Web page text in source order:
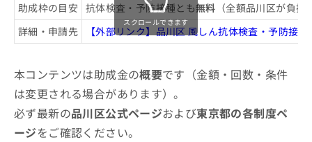
助成枠の目安 抗体検査・予防接種とも無料 （全額品川区が負
詳細・申請先
【外部リンク】品川区 風しん抗体検査・予防接
スクロールできます
本コンテンツは助成金の概要です（金額・回数・条件
は変更される場合があります）。
必ず最新の品川区公式ページおよび東京都の各制度ペ
ージをご確認ください。